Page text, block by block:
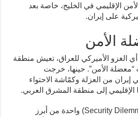
الإقليمي في الخليج، خاصة بعد
على إيران.
الأمن
ما بعد عام 2003، أي الغزو الأميركي للعراق، تعيش منطقة
“معضلة الأمن”. حينها، خرجت
إيران من العزلة وكمّاشة الاحتواء
الإقليمي إلى منطقة المشرق العربي.
تُعدّ “معضلة الأمن” (Security Dilemma) واحدة من أبرز